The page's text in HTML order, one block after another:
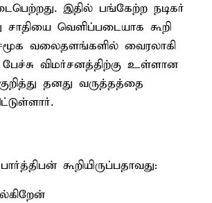
இதில் பங்கேற்ற நடிகர்
சாதியை வெளிப்படையாக கூறி
வலைதளங்களில் வைரலாகி
பேச்சு விமர்சனத்திற்கு உள்ளான
தனது வருத்தத்தை
கூறியிருப்பதாவது: